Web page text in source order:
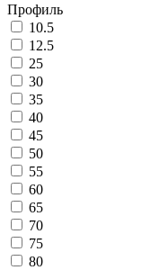
Профиль
10.5
12.5
25
30
35
40
45
50
55
60
65
70
75
80